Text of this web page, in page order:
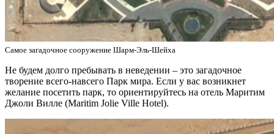
Самое загадочное сооружение Шарм-Эль-Шейха
Не будем долго пребывать в неведении – это загадочное
творение всего-навсего Парк мира. Если у вас возникнет
желание посетить парк, то ориентируйтесь на отель Маритим
Джоли Вилле (Maritim Jolie Ville Hotel).